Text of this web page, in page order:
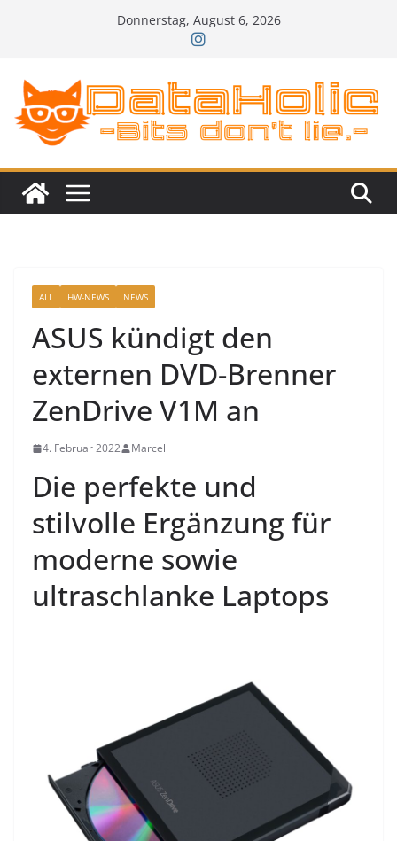
Donnerstag, August 6, 2026
ALL HW-NEWS NEWS
ASUS kündigt den
externen DVD-Brenner
ZenDrive V1M an
4. Februar 2022 Marcel
Die perfekte und
stilvolle Ergänzung für
moderne sowie
ultraschlanke Laptops